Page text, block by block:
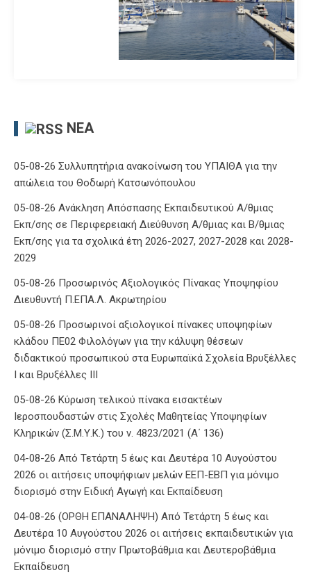
ΝΈΑ
05-08-26 Συλλυπητήρια ανακοίνωση του ΥΠΑΙΘΑ για την
απώλεια του Θοδωρή Κατσωνόπουλου
05-08-26 Ανάκληση Απόσπασης Εκπαιδευτικού Α/θμιας
Εκπ/σης σε Περιφερειακή Διεύθυνση Α/θμιας και Β/θμιας
Εκπ/σης για τα σχολικά έτη 2026-2027, 2027-2028 και 2028-
2029
05-08-26 Προσωρινός Αξιολογικός Πίνακας Υποψηφίου
Διευθυντή Π.ΕΠΑ.Λ. Ακρωτηρίου
05-08-26 Προσωρινοί αξιολογικοί πίνακες υποψηφίων
κλάδου ΠΕ02 Φιλολόγων για την κάλυψη θέσεων
διδακτικού προσωπικού στα Ευρωπαϊκά Σχολεία Βρυξέλλες
Ι και Βρυξέλλες ΙΙΙ
05-08-26 Κύρωση τελικού πίνακα εισακτέων
Ιεροσπουδαστών στις Σχολές Μαθητείας Υποψηφίων
Κληρικών (Σ.Μ.Υ.Κ.) του ν. 4823/2021 (Α΄ 136)
04-08-26 Από Τετάρτη 5 έως και Δευτέρα 10 Αυγούστου
2026 οι αιτήσεις υποψήφιων μελών ΕΕΠ-ΕΒΠ για μόνιμο
διορισμό στην Ειδική Αγωγή και Εκπαίδευση
04-08-26 (ΟΡΘΗ ΕΠΑΝΑΛΗΨΗ) Από Τετάρτη 5 έως και
Δευτέρα 10 Αυγούστου 2026 οι αιτήσεις εκπαιδευτικών για
μόνιμο διορισμό στην Πρωτοβάθμια και Δευτεροβάθμια
Εκπαίδευση